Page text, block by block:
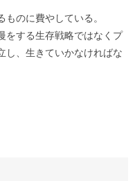
のに費やしている。
をする生存戦略ではなくプ
し、生きていかなければな